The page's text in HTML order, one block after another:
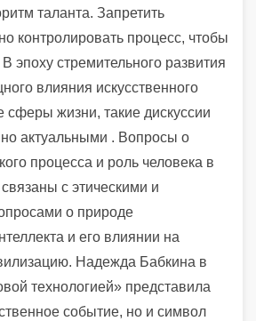
таланта. Запретить
контролировать процесс, чтобы
эпоху стремительного развития
влияния искусственного
сферы жизни, такие дискуссии
актуальными . Вопросы о
процесса и роль человека в
с этическими и
о природе
и его влиянии на
Надежда Бабкина в
технологией» представила
событие, но и символ